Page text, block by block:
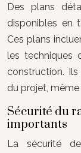
Des plans
disponibles en
Ces plans
les techniques
construction.
du projet,
Sécurité du
importants
La sécurité